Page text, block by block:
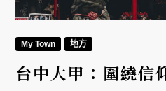
My Town 地方
台中大甲：圍繞信